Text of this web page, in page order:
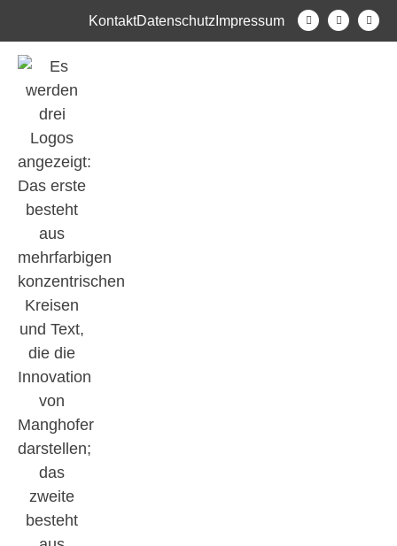
KontaktDatenschutz Impressum